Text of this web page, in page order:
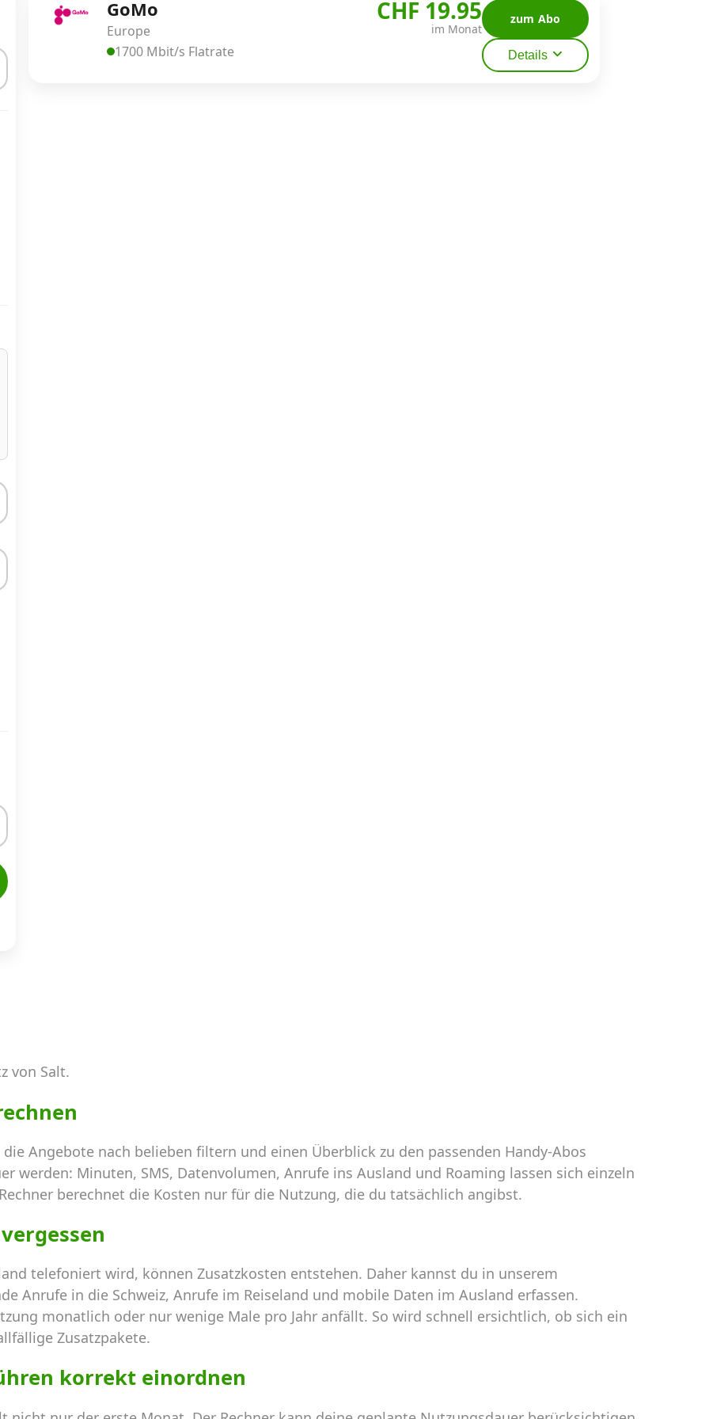
GoMo
Europe
1700 Mbit/s Flatrate
CHF 19.95
im Monat
zum Abo
Details
von Salt.
Angebote nach belieben filtern und einen Überblick zu den passenden Handy-Abos
werden: Minuten, SMS, Datenvolumen, Anrufe ins Ausland und Roaming lassen sich einzeln
berechnet die Kosten nur für die Nutzung, die du tatsächlich angibst.
telefoniert wird, können Zusatzkosten entstehen. Daher kannst du in unserem
Anrufe in die Schweiz, Anrufe im Reiseland und mobile Daten im Ausland erfassen.
monatlich oder nur wenige Male pro Jahr anfällt. So wird schnell ersichtlich, ob sich ein
Zusatzpakete.
korrekt einordnen